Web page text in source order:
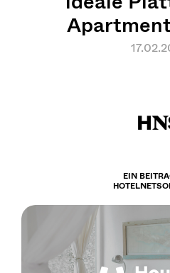
EIN